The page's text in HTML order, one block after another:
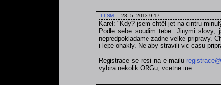
LLSM --- 28. 5. 2013 9:17
Karel: "Kdy? jsem chtěl jet na cintru
Podle sebe soudim tebe. Jinymi
nepredpokladame zadne velke pripravy.
i lepe ohakly. Ne aby stravili vic casu
Registrace se resi na e-mailu
vybira nekolik ORGu, vcetne me.